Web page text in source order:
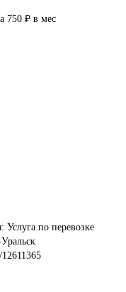
750 ₽ в мес
Услуга по перевозке